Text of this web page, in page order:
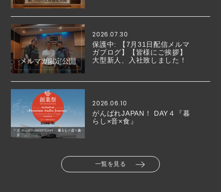
2026.07.30
保護中: 【7月31日配信メルマ
ガブログ】【皆様にご挨拶】
大型新人、入社致しました！
2026.06.10
がんばれJAPAN！ DAY４『暮
らし×音×食』
一覧を見る